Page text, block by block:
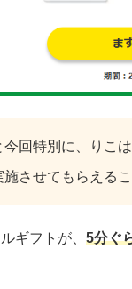
今回特別に、りこ
施させてもらえる
ギフトが、 5分ぐ